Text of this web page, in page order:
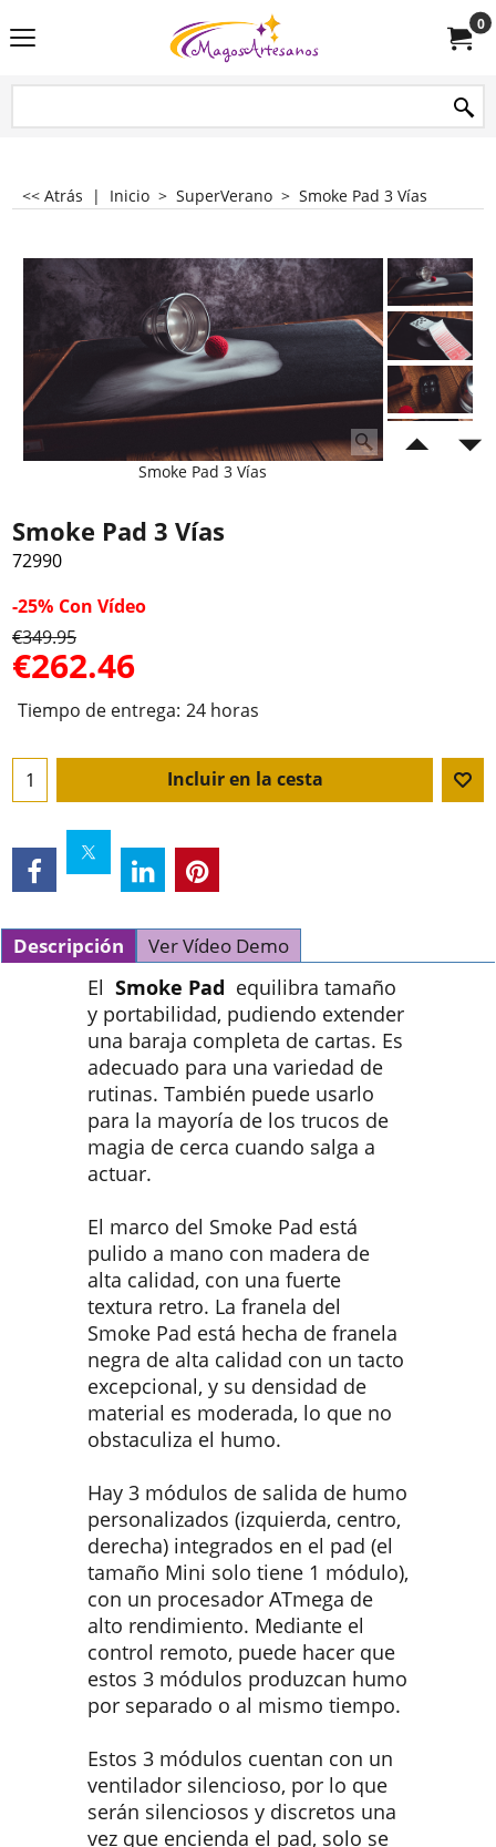
0
<< Atrás | Inicio > SuperVerano > Smoke Pad 3 Vías
Smoke Pad 3 Vías
Smoke Pad 3 Vías
72990
-25% Con Vídeo
€349.95
€262.46
Tiempo de entrega: 24 horas
Incluir en la cesta
Descripción Ver Vídeo Demo
El Smoke Pad equilibra tamaño
y portabilidad, pudiendo extender
una baraja completa de cartas. Es
adecuado para una variedad de
rutinas. También puede usarlo
para la mayoría de los trucos de
magia de cerca cuando salga a
actuar.
El marco del Smoke Pad está
pulido a mano con madera de
alta calidad, con una fuerte
textura retro. La franela del
Smoke Pad está hecha de franela
negra de alta calidad con un tacto
excepcional, y su densidad de
material es moderada, lo que no
obstaculiza el humo.
Hay 3 módulos de salida de humo
personalizados (izquierda, centro,
derecha) integrados en el pad (el
tamaño Mini solo tiene 1 módulo),
con un procesador ATmega de
alto rendimiento. Mediante el
control remoto, puede hacer que
estos 3 módulos produzcan humo
por separado o al mismo tiempo.
Estos 3 módulos cuentan con un
ventilador silencioso, por lo que
serán silenciosos y discretos una
vez que encienda el pad, solo se